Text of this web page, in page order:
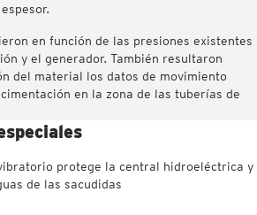
en función de las presiones existentes
y el generador. También resultaron
del material los datos de movimiento
en la zona de las tuberías de
protege la central hidroeléctrica y
de las sacudidas